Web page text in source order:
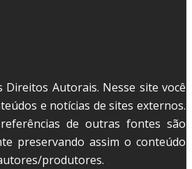
Direitos Autorais. Nesse site você
e notícias de sites externos.
de outras fontes são
preservando assim o conteúdo
produtores.